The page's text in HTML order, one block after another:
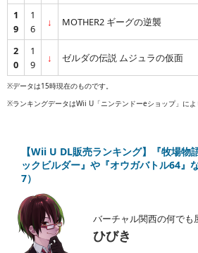
1
9
1
6
↓ MOTHER2 ギーグの逆襲
2
0
1
9
↓ ゼルダの伝説 ムジュラの仮面
※データは15時現在のものです。
※ランキングデータはWii U「ニンテンドーeショップ」によ
【Wii U DL販売ランキング】『牧場物
ックビルダー』や『オウガバトル64』
7）
バーチャル関西の何でも
ひびき